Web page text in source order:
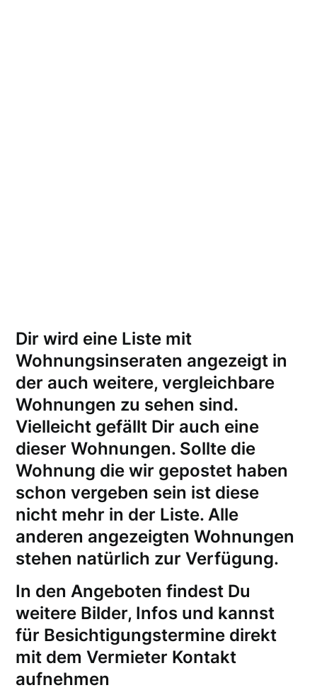
Dir wird eine Liste mit
Wohnungsinseraten angezeigt in
der auch weitere, vergleichbare
Wohnungen zu sehen sind.
Vielleicht gefällt Dir auch eine
dieser Wohnungen. Sollte die
Wohnung die wir gepostet haben
schon vergeben sein ist diese
nicht mehr in der Liste. Alle
anderen angezeigten Wohnungen
stehen natürlich zur Verfügung.
In den Angeboten findest Du
weitere Bilder, Infos und kannst
für Besichtigungstermine direkt
mit dem Vermieter Kontakt
aufnehmen